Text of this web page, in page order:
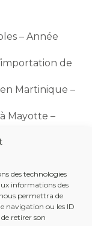
des technologies
informations des
permettra de
navigation ou les ID
retirer son
– Année
de
Martinique –
Mayotte –
BTP – Année